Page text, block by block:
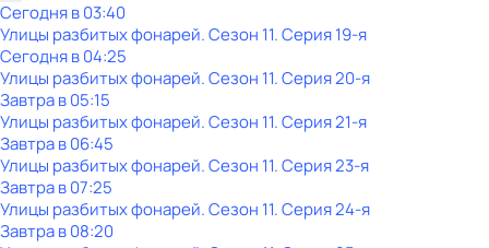
Сегодня в 03:40
Улицы разбитых фонарей. Сезон 11. Серия 19-я
Сегодня в 04:25
Улицы разбитых фонарей. Сезон 11. Серия 20-я
Завтра в 05:15
Улицы разбитых фонарей. Сезон 11. Серия 21-я
Завтра в 06:45
Улицы разбитых фонарей. Сезон 11. Серия 23-я
Завтра в 07:25
Улицы разбитых фонарей. Сезон 11. Серия 24-я
Завтра в 08:20